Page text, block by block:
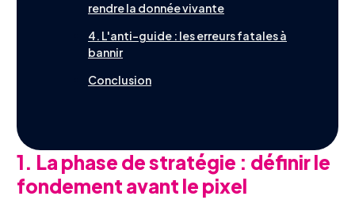
rendre la donnée vivante
4. L'anti-guide : les erreurs fatales à
bannir
Conclusion
1. La phase de stratégie : définir le
fondement avant le pixel